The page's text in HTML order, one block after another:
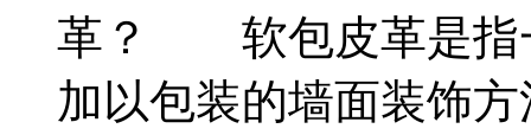
革？ 软包皮革是指
加以包装的墙面装饰